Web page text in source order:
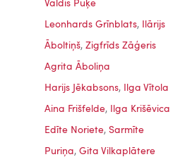
Valdis Puķe
Leonhards Grīnblats, Ilārijs
Āboltiņš, Zigfrīds Zāģeris
Agrita Āboliņa
Harijs Jēkabsons, Ilga Vītola
Aina Frišfelde, Ilga Krišēvica
Edīte Noriete, Sarmīte
Puriņa, Gita Vilkaplātere